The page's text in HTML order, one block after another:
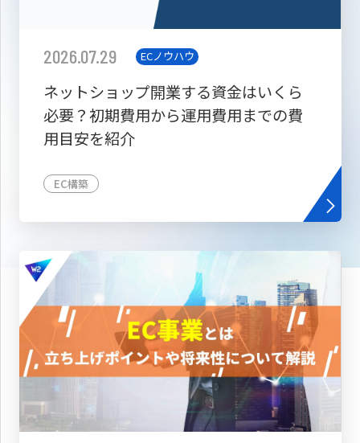
2026.07.29 ECノウハウ
ネットショップ開業する資金はいくら
必要？初期費用から運用費用までの費
用目安を紹介
EC構築